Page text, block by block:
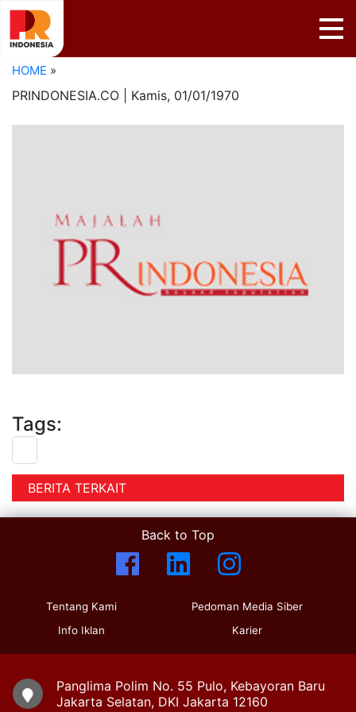
HOME »
PRINDONESIA.CO | Kamis, 01/01/1970
Tags:
BERITA TERKAIT
Back to Top
Tentang Kami
Info Iklan
Pedoman Media Siber
Karier
Panglima Polim No. 55 Pulo, Kebayoran Baru
Jakarta Selatan, DKI Jakarta 12160